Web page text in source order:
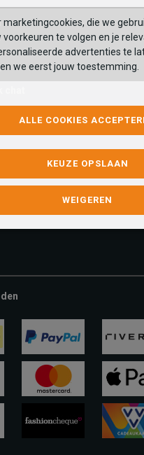
binnen 24 uur
schoenen.nl
SchuurmanSchoenen
paypal riverty
apple-
pay
marketingcookies, die we
voorkeuren te volgen en je
advertenties te
we eerst jouw toestemming.
ALLE COOKIES
KEUZE OPSLAAN
WEIGEREN